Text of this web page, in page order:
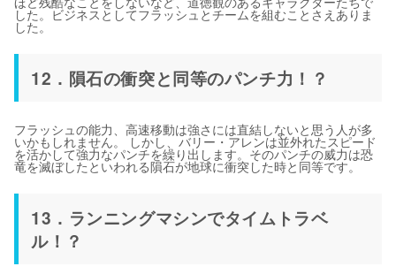
した。ビジネスとしてフラッシュとチームを組むことさえありま
した。
12．隕石の衝突と同等のパンチ力！？
フラッシュの能力、高速移動は強さには直結しないと思う人が多
いかもしれません。 しかし、バリー・アレンは並外れたスピード
を活かして強力なパンチを繰り出します。そのパンチの威力は恐
竜を滅ぼしたといわれる隕石が地球に衝突した時と同等です。
13．ランニングマシンでタイムトラベ
ル！？